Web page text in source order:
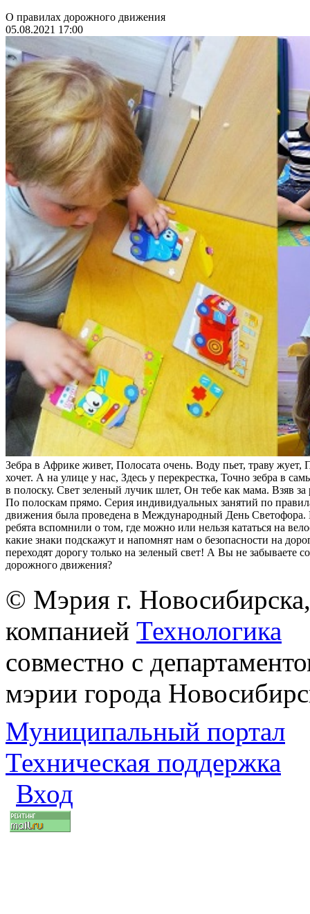
О правилах дорожного движения
05.08.2021 17:00
Зебра в Африке живет, Полосата очень. Воду пьет, траву жует,
хочет. А на улице у нас, Здесь у перекрестка, Точно зебра в
в полоску. Свет зеленый лучик шлет, Он тебе как мама. Взяв за
По полоскам прямо. Серия индивидуальных занятий по
движения была проведена в Международный День
ребята вспомнили о том, где можно или нельзя кататься на
какие знаки подскажут и напомнят нам о безопасности на
переходят дорогу только на зеленый свет! А Вы не забываете
дорожного движения?
© Мэрия г.
компанией Технологика
совместно с
мэрии города
Муниципальный портал
Техническая поддержка
Вход